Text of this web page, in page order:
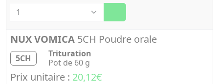
NUX VOMICA 5CH Poudre orale
5CH
Trituration
Pot de 60 g
Prix unitaire : 20,12€